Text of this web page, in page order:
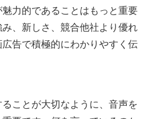
力的であることはもっと重要
、新しさ、競合他社より優れ
告で積極的にわかりやすく伝
ことが大切なように、音声を